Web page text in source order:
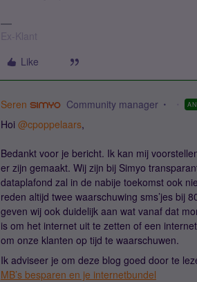
Ex-Klant
Like
Seren Community manager
Hoi @cpoppelaars,
Bedankt voor je bericht. Ik kan mij
er zijn gemaakt. Wij zijn bij Simyo
dataplafond zal in de nabije toekomst ook
reden altijd twee waarschuwing sms’jes bij
geven wij ook duidelijk aan wat vanaf dat
is om het internet uit te zetten of een
om onze klanten op tijd te waarschuwen.
Ik adviseer je om deze blog goed door te
MB’s besparen en je internetbundel